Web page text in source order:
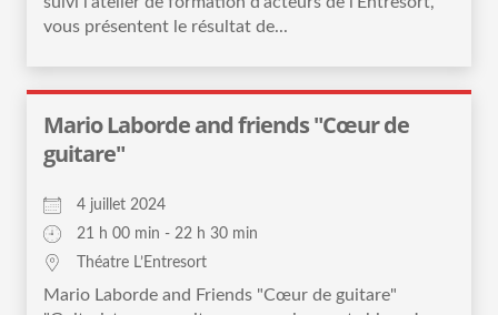
vous présentent le résultat de...
Mario Laborde and friends "Cœur de
guitare"
4 juillet 2024
21 h 00 min - 22 h 30 min
Théatre L’Entresort
Mario Laborde and Friends "Cœur de guitare"